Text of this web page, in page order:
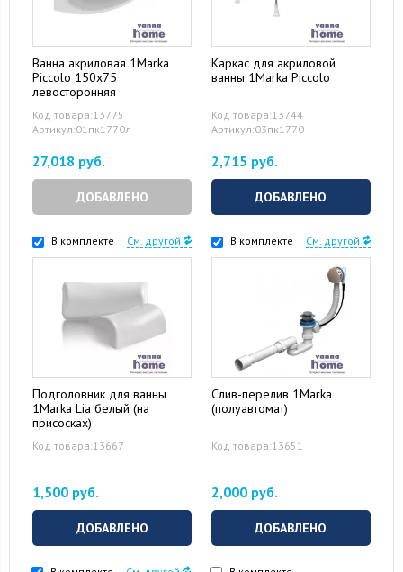
Ванна акриловая 1Marka
Piccolo 150x75
левосторонняя
Код товара:13775
Артикул:01пк1770л
27,018 руб.
ДОБАВЛЕНО
Каркас для акриловой
ванны 1Marka Piccolo
Код товара:13744
Артикул:03пк1770
2,715 руб.
ДОБАВЛЕНО
В комплекте См. другой
Подголовник для ванны
1Marka Lia белый (на
присосках)
Код товара:13667
1,500 руб.
ДОБАВЛЕНО
В комплекте См. другой
Слив-перелив 1Marka
(полуавтомат)
Код товара:13651
2,000 руб.
ДОБАВЛЕНО